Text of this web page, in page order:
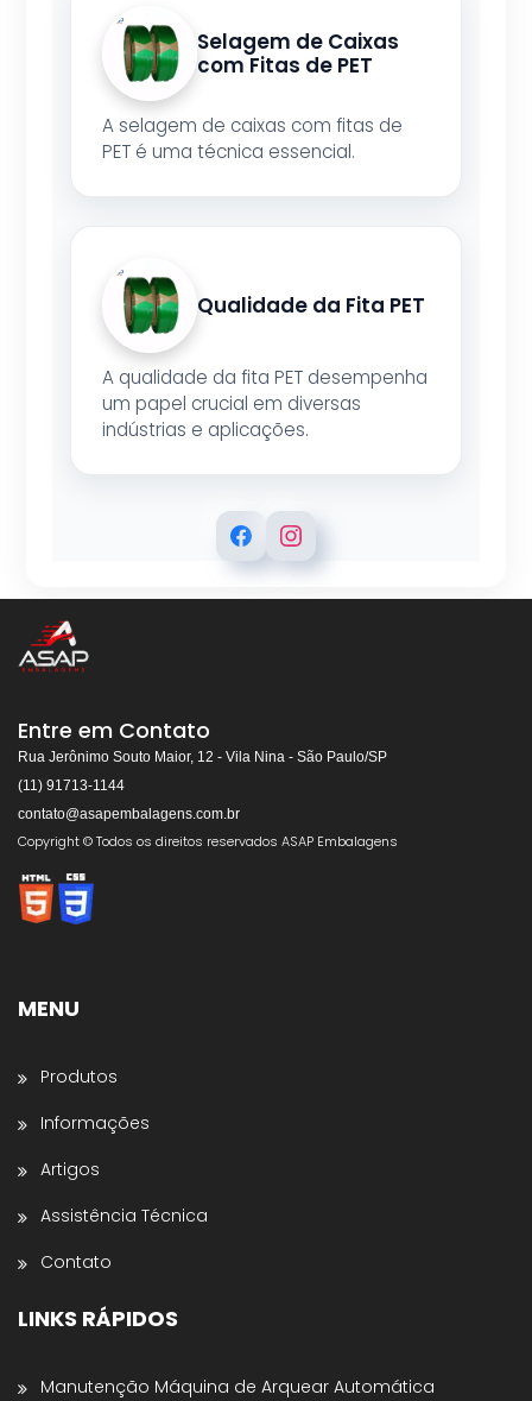
Selagem de Caixas
com Fitas de PET
A selagem de caixas com fitas de
PET é uma técnica essencial.
Qualidade da Fita PET
A qualidade da fita PET desempenha
um papel crucial em diversas
indústrias e aplicações.
Respondemos rapidamente
👋Olá! Bem-vindo!
Somos especialistas em
Envolvedoras, Filme Stretch, Fitas de Arquear,
Selos para Fitas de Arquear, Aplicador de Filme
Preencha os dados abaixo e o atendimento
Nome da Empresa *
Estado *
Entre em Contato
Rua Jerônimo Souto Maior, 12 - Vila Nina - São Paulo/SP
(11) 91713-1144
contato@asapembalagens.com.br
Copyright © Todos os direitos reservados ASAP Embalagens
MENU
Produtos
Informações
Artigos
Assistência Técnica
Contato
LINKS RÁPIDOS
Manutenção Máquina de Arquear Automática